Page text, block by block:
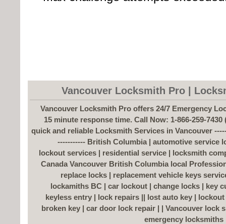
Vancouver Locksmith Pro |
Vancouver Locksmith Pro offers 24/7 Emergency
15 minute response time. Call Now: 1-866-259-
quick and reliable Locksmith Services in Vancouver
----------- British Columbia | automotive service
lockout services | residential service | locksmith
Canada Vancouver British Columbia local
replace locks | replacement vehicle keys
lockamiths BC | car lockout | change locks | key
keyless entry | lock repairs || lost auto key |
broken key | car door lock repair | | Vancouver lock
emergency